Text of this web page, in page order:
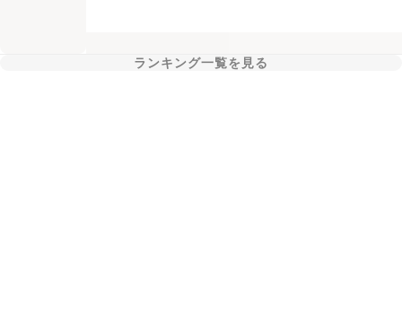
ランキング一覧を見る